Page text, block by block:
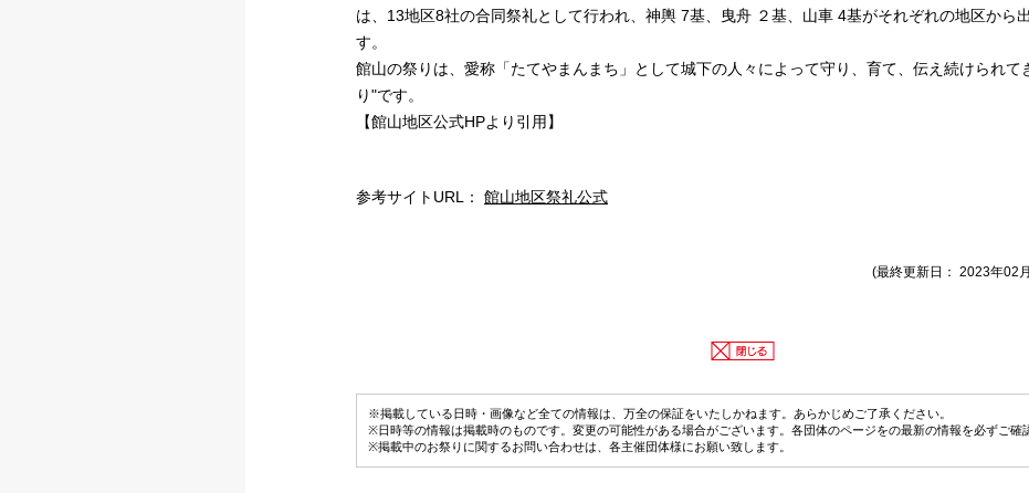
は、13地区8社の合同祭礼として行われ、神輿 7基、曳舟 ２基、山車 4基がそれぞれの地区から
す。
館山の祭りは、愛称「たてやまんまち」として城下の人々によって守り、育て、伝え続けられて
り"です。
【館山地区公式HPより引用】
参考サイトURL： 館山地区祭礼公式
(最終更新日： 2023年02
※掲載している日時・画像など全ての情報は、万全の保証をいたしかねます。あらかじめご了承ください。
※日時等の情報は掲載時のものです。変更の可能性がある場合がございます。各団体のページをの最新の情報を必ずご確
※掲載中のお祭りに関するお問い合わせは、各主催団体様にお願い致します。